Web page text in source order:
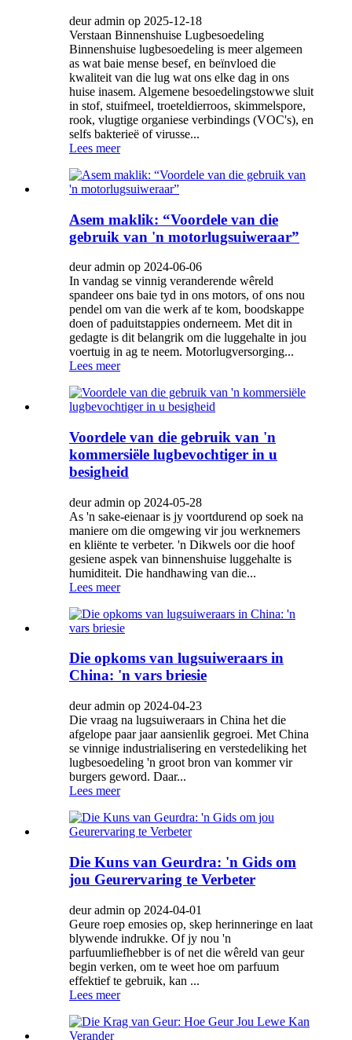
deur admin op 2025-12-18
Verstaan ​​Binnenshuise Lugbesoedeling
Binnenshuise lugbesoedeling is meer algemeen
as wat baie mense besef, en beïnvloed die
kwaliteit van die lug wat ons elke dag in ons
huise inasem. Algemene besoedelingstowwe sluit
in stof, stuifmeel, troeteldierroos, skimmelspore,
rook, vlugtige organiese verbindings (VOC's), en
selfs bakterieë of virusse...
Lees meer
Asem maklik: “Voordele van die
gebruik van 'n motorlugsuiweraar”
deur admin op 2024-06-06
In vandag se vinnig veranderende wêreld
spandeer ons baie tyd in ons motors, of ons nou
pendel om van die werk af te kom, boodskappe
doen of paduitstappies onderneem. Met dit in
gedagte is dit belangrik om die luggehalte in jou
voertuig in ag te neem. Motorlugversorging...
Lees meer
Voordele van die gebruik van 'n
kommersiële lugbevochtiger in u
besigheid
deur admin op 2024-05-28
As 'n sake-eienaar is jy voortdurend op soek na
maniere om die omgewing vir jou werknemers
en kliënte te verbeter. 'n Dikwels oor die hoof
gesiene aspek van binnenshuise luggehalte is
humiditeit. Die handhawing van die...
Lees meer
Die opkoms van lugsuiweraars in
China: 'n vars briesie
deur admin op 2024-04-23
Die vraag na lugsuiweraars in China het die
afgelope paar jaar aansienlik gegroei. Met China
se vinnige industrialisering en verstedeliking het
lugbesoedeling 'n groot bron van kommer vir
burgers geword. Daar...
Lees meer
Die Kuns van Geurdra: 'n Gids om
jou Geurervaring te Verbeter
deur admin op 2024-04-01
Geure roep emosies op, skep herinneringe en laat
blywende indrukke. Of jy nou 'n
parfuumliefhebber is of net die wêreld van geur
begin verken, om te weet hoe om parfuum
effektief te gebruik, kan ...
Lees meer